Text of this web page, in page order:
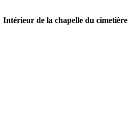
Intérieur de la chapelle du